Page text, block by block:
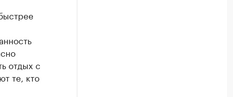
отдых с
те, кто